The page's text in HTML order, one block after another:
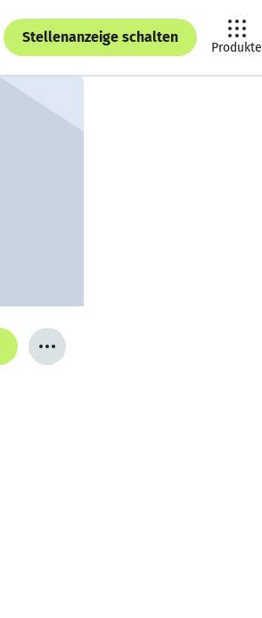
Stellenanzeige schalten
Produkte